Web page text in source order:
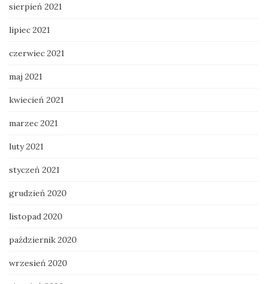
sierpień 2021
lipiec 2021
czerwiec 2021
maj 2021
kwiecień 2021
marzec 2021
luty 2021
styczeń 2021
grudzień 2020
listopad 2020
październik 2020
wrzesień 2020